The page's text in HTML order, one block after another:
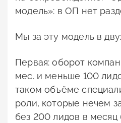
модель»: в ОП нет
Мы за эту модель в
Первая: оборот
мес. и меньше 100
таком объёме
роли, которые нечем
без 200 лидов в месяц